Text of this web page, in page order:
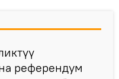
референдум